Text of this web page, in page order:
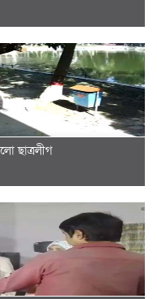
ছাত্রলীগ